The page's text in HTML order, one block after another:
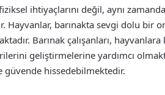
ihtiyaçlarını değil, aynı
Hayvanlar, barınakta sevgi dolu bir
Barınak çalışanları,
geliştirmelerine yardımcı
güvende hissedebilmektedir.